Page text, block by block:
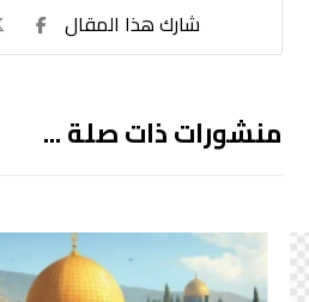
منشورات ذات صلة ...